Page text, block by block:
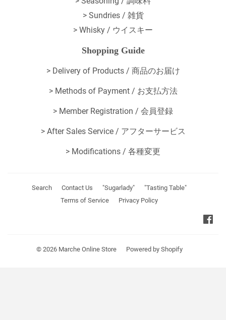
> Sundries / 雑貨
> Whisky / ウイスキー
Shopping Guide
> Delivery of Products / 商品のお届け
> Methods of Payment / お支払方法
> Member Registration / 会員登録
> After Sales Service / アフターサービス
> Modifications / 各種変更
Search Contact Us "Sugarlady"
"Tasting Table"
Terms of Service
Privacy Policy
© 2026 Marche Online Store Powered by Shopify